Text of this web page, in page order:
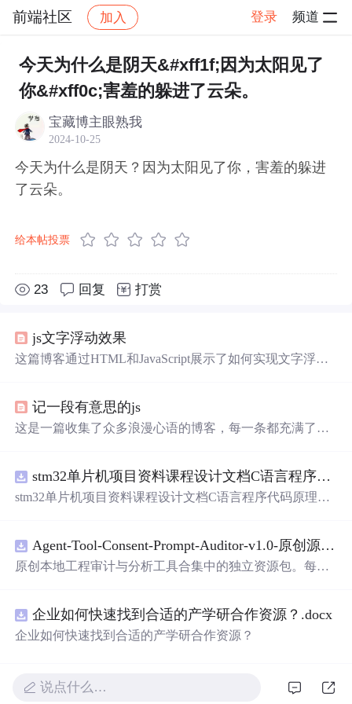
前端社区 加入 登录 频道
社区 前端社区 感慨 帖子详情
今天为什么是阴天&#xff1f;因为太阳见了
你&#xff0c;害羞的躲进了云朵。
宝藏博主眼熟我
2024-10-25
今天为什么是阴天？因为太阳见了你，害羞的躲进
了云朵。
给本帖投票
23 回复 打赏
js文字浮动效果
这篇博客通过HTML和JavaScript展示了如何实现文字浮动
在页面上随机飘动的视觉效果。此外，文中还包含了对CS
S样式和JavaScript事件监听的运用，增加了互动性和趣味
记一段有意思的js
这是一篇收集了众多浪漫心语的博客，每一条都充满了甜
的独特情感，仿佛每个瞬间都因你而闪耀。这些话语如同
繁星，照亮了平凡的日子，让人感受到爱的力量和美好。
stm32单片机项目资料课程设计文档C语言程序代码原理图电路PCB实例五种PWM反馈控制模式研究
stm32单片机项目资料课程设计文档C语言程序代码原理图
Agent-Tool-Consent-Prompt-Auditor-v1.0-原创源码与文档.zip
原创本地工程审计与分析工具合集中的独立资源包。每个
README、运行说明、功能清单、MIT License及原创与授
权声明。解压后进入project目录，执行npm test验证算法，
目源码、Logo、官方截图、论文、生产日志或其他受限素
材。适合前端开发、AI应用工程、测试审计和课程实践。
企业如何快速找到合适的产学研合作资源？.docx
企业如何快速找到合适的产学研合作资源？
说点什么…